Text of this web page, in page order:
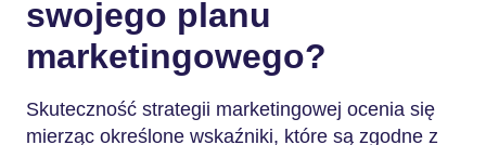
swojego planu
marketingowego?
Skuteczność strategii marketingowej ocenia się
mierząc określone wskaźniki, które są zgodne z